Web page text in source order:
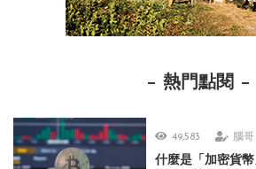
熱門點閱
49,583 腦哥
什麼是「加密貨